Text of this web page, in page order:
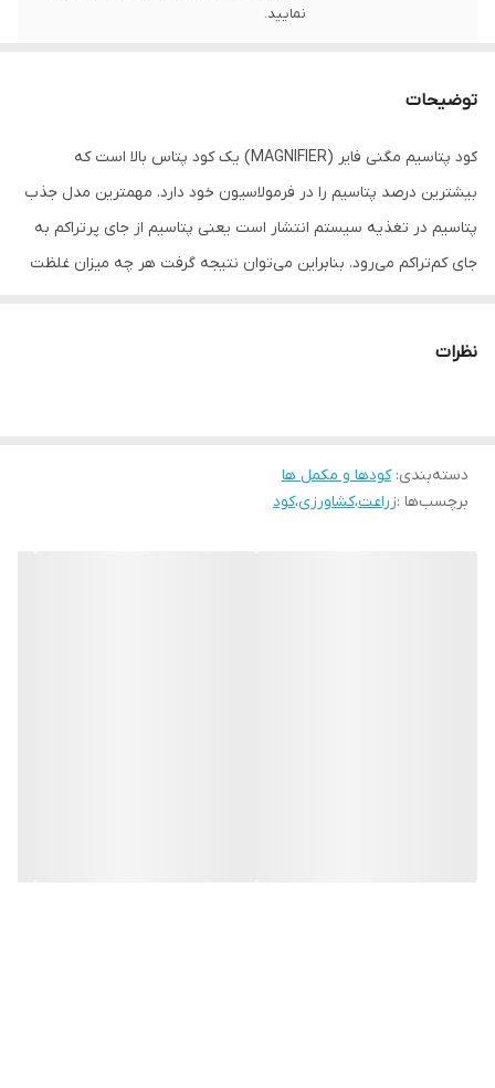
نمایید.
توضیحات
کود پتاسیم مگنی فایر (MAGNIFIER) یک کود پتاس بالا است که
بیشترین درصد پتاسیم را در فرمولاسیون خود دارد. مهمترین مدل جذب
پتاسیم در تغذیه سیستم انتشار است یعنی پتاسیم از جای پرتراکم به
جای کم‌تراکم می‌رود. بنابراین می‌توان نتیجه گرفت هر چه میزان غلظت
آمینو اسید, پتاسیم, فولویک اسید
نظرات
دسته‌بندی:کودها و مکمل ها
برچسب‌ها :زراعت،کشاورزی،کود